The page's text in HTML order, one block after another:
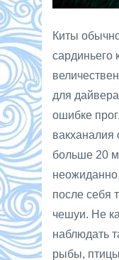
Киты
сардиньего
для
ошибке
вакханалия
больше 20
после себя
чешуи. Не
наблюдать
рыбы, птицы